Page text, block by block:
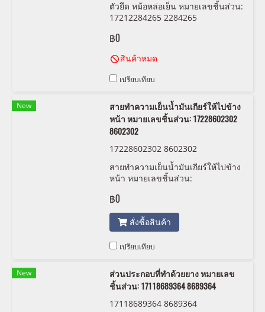
ตัวยึด หม้อหล่อเย็น หมายเลขชิ้นส่วน:
17212284265 2284265
฿0
สินค้าหมด
เปรียบเทียบ
New
สายทำความเย็นน้ำมันเกียร์ให้ไปข้าง
หน้า หมายเลขชิ้นส่วน: 17228602302
8602302
17228602302 8602302
สายทำความเย็นน้ำมันเกียร์ให้ไปข้าง
หน้า หมายเลขชิ้นส่วน:
฿0
สั่งซื้อสินค้า
เปรียบเทียบ
New
ส่วนประกอบที่ทำด้วยยาง หมายเลข
ชิ้นส่วน: 17118689364 8689364
17118689364 8689364